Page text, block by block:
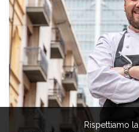
Rispettiamo